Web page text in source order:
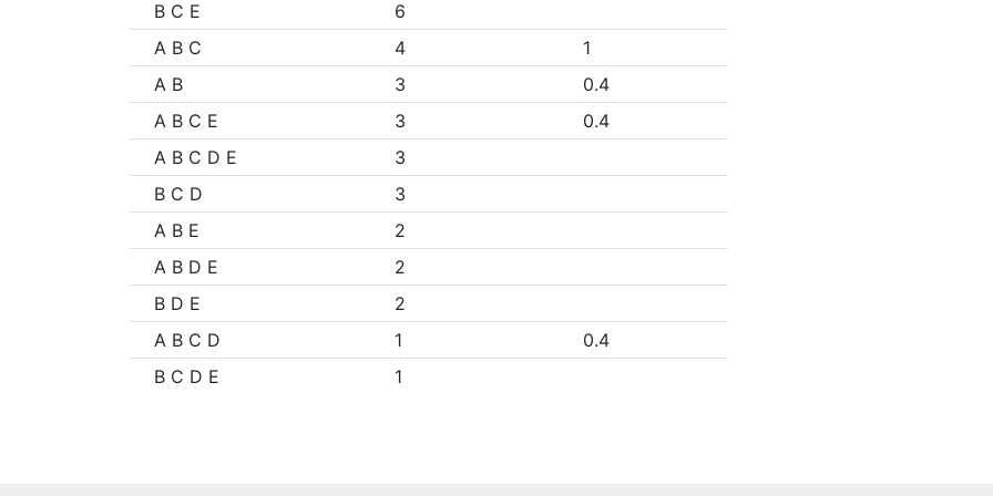
B C E
6
A B C
4
1
A B
3
0.4
A B C E
3
0.4
A B C D E
3
B C D
3
A B E
2
A B D E
2
B D E
2
A B C D
1
0.4
B C D E
1